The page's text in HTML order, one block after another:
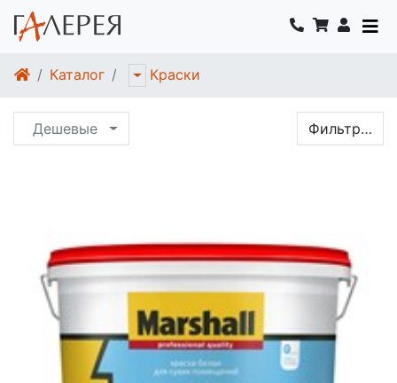
Каталог Краски
Дешевые Фильтр…